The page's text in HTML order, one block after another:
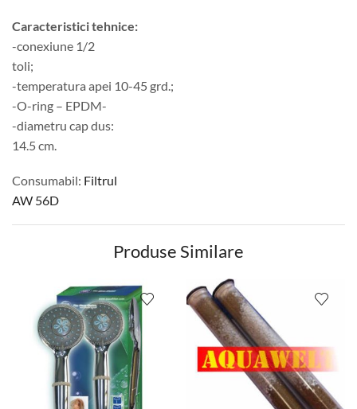
Caracteristici tehnice:
-conexiune 1/2
toli;
-temperatura apei 10-45 grd.;
-O-ring – EPDM-
-diametru cap dus:
14.5 cm.
Consumabil: Filtrul
AW 56D
Produse Similare